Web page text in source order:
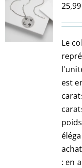
Le
est
: en